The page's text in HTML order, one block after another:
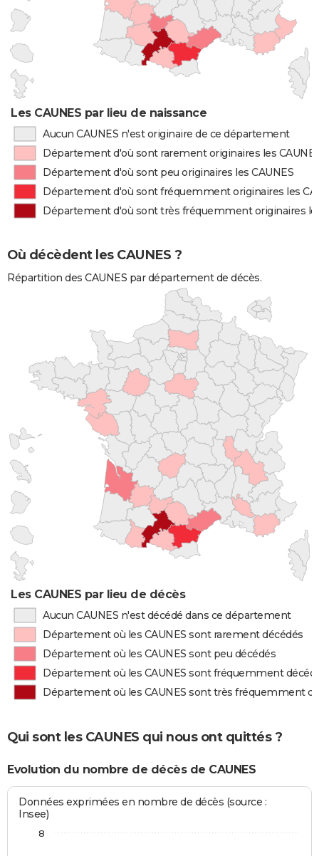
Les CAUNES par lieu de naissance
Aucun CAUNES n'est originaire de ce département
Département d'où sont rarement originaires les
Département d'où sont peu originaires les CAUNES
Département d'où sont fréquemment originaires les
Département d'où sont très fréquemment originaires
Où décèdent les CAUNES ?
Répartition des CAUNES par département de décès.
Les CAUNES par lieu de décès
Aucun CAUNES n'est décédé dans ce département
Département où les CAUNES sont rarement décédés
Département où les CAUNES sont peu décédés
Département où les CAUNES sont fréquemment
Département où les CAUNES sont très fréquemment
Qui sont les CAUNES qui nous ont quittés ?
Evolution du nombre de décès de CAUNES
Données exprimées en nombre de décès (source :
Insee)
8